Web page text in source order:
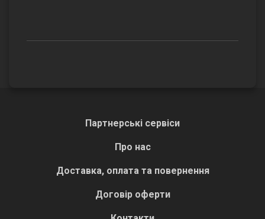
Партнерські сервіси
Про нас
Доставка, оплата та повернення
Договір оферти